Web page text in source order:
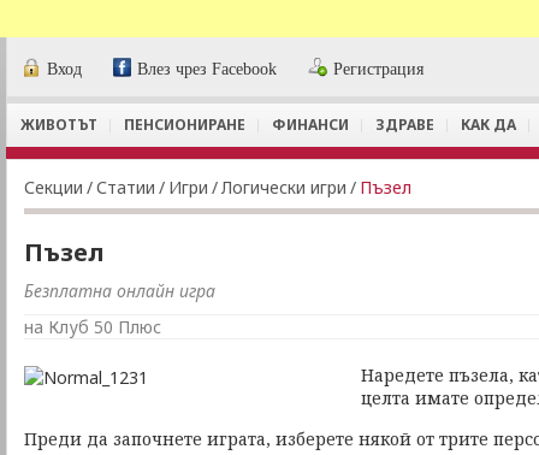
Вход Влез чрез Facebook Регистрация
ЖИВОТЪТ ПЕНСИОНИРАНЕ ФИНАНСИ ЗДРАВЕ КАК ДА
Секции /Статии / Игри /Логически игри / Пъзел
Пъзел
Безплатна онлайн игра
на Клуб 50 Плюс
Наредете пъзела,
целта имате
Преди да започнете играта, изберете някой от трите